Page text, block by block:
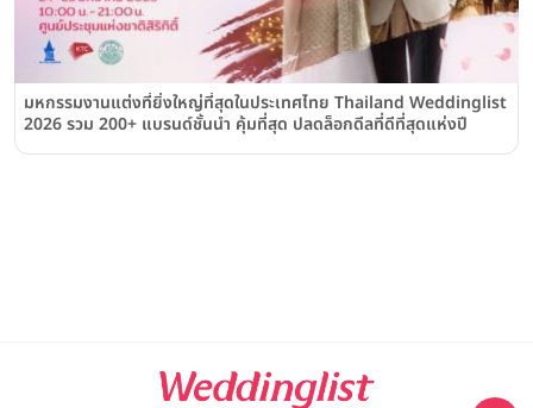
มหกรรมงานแต่งที่ยิ่งใหญ่ที่สุดในประเทศไทย Thailand Weddinglist
2026 รวม 200+ แบรนด์ชั้นนำ คุ้มที่สุด ปลดล็อกดีลที่ดีที่สุดแห่งปี